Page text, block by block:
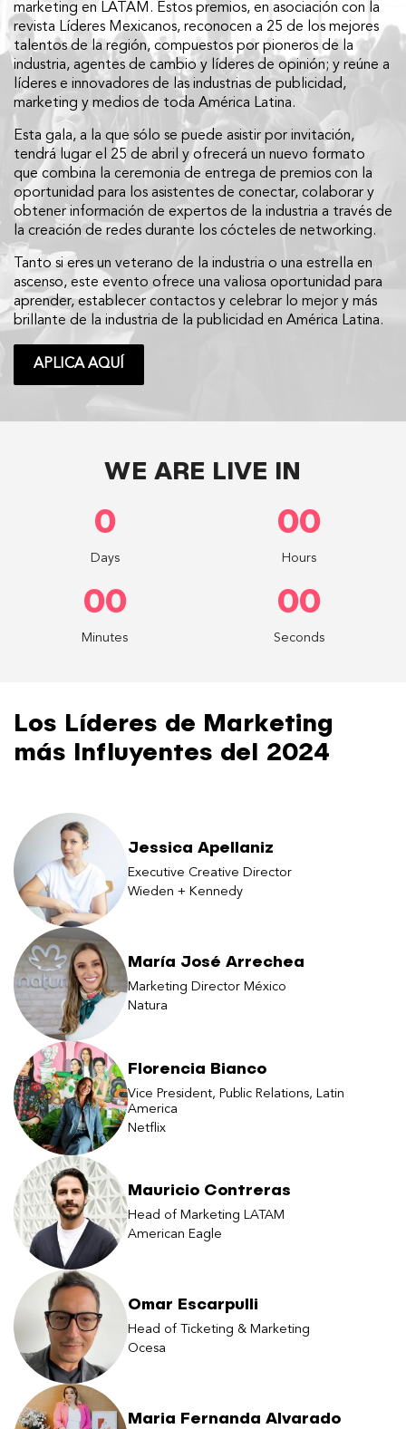
marketing en LATAM. Estos premios, en asociación con la
revista Líderes Mexicanos, reconocen a 25 de los mejores
talentos de la región, compuestos por pioneros de la
industria, agentes de cambio y líderes de opinión; y reúne a
líderes e innovadores de las industrias de publicidad,
marketing y medios de toda América Latina.
Esta gala, a la que sólo se puede asistir por invitación,
tendrá lugar el 25 de abril y ofrecerá un nuevo formato
que combina la ceremonia de entrega de premios con la
oportunidad para los asistentes de conectar, colaborar y
obtener información de expertos de la industria a través de
la creación de redes durante los cócteles de networking.
Tanto si eres un veterano de la industria o una estrella en
ascenso, este evento ofrece una valiosa oportunidad para
aprender, establecer contactos y celebrar lo mejor y más
brillante de la industria de la publicidad en América Latina.
APLICA AQUÍ
WE ARE LIVE IN
0
Days
00
Hours
00
Minutes
00
Seconds
Los Líderes de Marketing
más Influyentes del 2024
Jessica Apellaniz
Executive Creative Director
Wieden + Kennedy
María José Arrechea
Marketing Director México
Natura
Florencia Bianco
Vice President, Public Relations, Latin
America
Netflix
Mauricio Contreras
Head of Marketing LATAM
American Eagle
Omar Escarpulli
Head of Ticketing & Marketing
Ocesa
Maria Fernanda Alvarado